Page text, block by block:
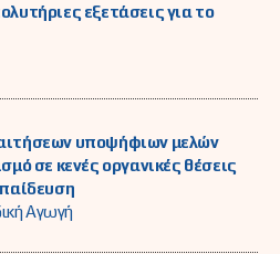
εξετάσεις για το
υποψήφιων μελών
σε κενές οργανικές θέσεις
Αγωγή